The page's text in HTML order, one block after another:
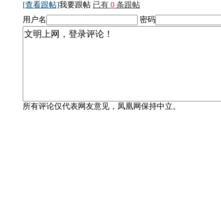
[查看跟帖]我要跟帖 已有 0 条跟帖
用户名
密码
所有评论仅代表网友意见，凤凰网保持中立。